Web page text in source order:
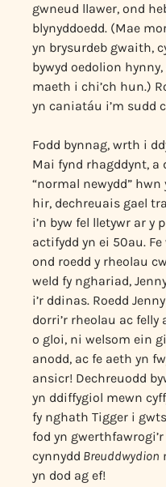
gwneud llawer, ond
blynyddoedd. (Mae
yn brysurdeb gwaith,
bywyd oedolion
maeth i chi’ch hun.)
yn caniatáu i’m sudd
Fodd bynnag, wrth i
Mai fynd rhagddynt, a
“normal newydd”
hir, dechreuais gael
i’n byw fel lletywr ar y
actifydd yn ei 50au.
ond roedd y rheolau
weld fy nghariad,
i’r ddinas. Roedd
dorri’r rheolau ac
o gloi, ni welsom ein
anodd, ac fe aeth yn
ansicr! Dechreuodd
yn ddiffygiol mewn
fy nghath Tigger i
fod yn
cynnydd Breuddwydion
yn dod ag ef!